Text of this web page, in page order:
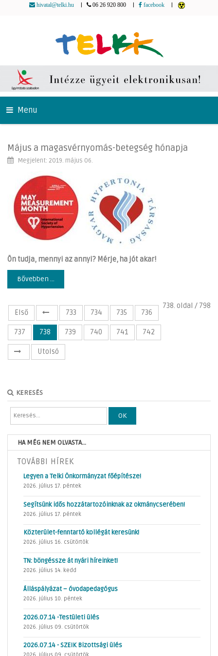
hivatal@telki.hu 06 26 920 800 facebook
Menu
Május a magasvérnyomás-betegség hónapja
Megjelent: 2019. május 06.
Ön tudja, mennyi az annyi? Mérje, ha jót akar!
Bővebben ...
738. oldal / 798
Első
733 734 735 736
737 738 739 740 741 742
Utolsó
KERESÉS
OK
HA MÉG NEM OLVASTA...
TOVÁBBI HÍREK
Legyen a Telki Önkormányzat főépítésze!
2026. július 17. péntek
Segítsünk idős hozzátartozóinknak az okmánycserében!
2026. július 17. péntek
Közterület-fenntartó kollégát keresünk!
2026. július 16. csütörtök
TN: böngéssze át nyári híreinket!
2026. július 14. kedd
Álláspályázat – óvodapedagógus
2026. július 10. péntek
2026.07.14 -Testületi ülés
2026. július 09. csütörtök
2026.07.14 - SZEIK Bizottsági ülés